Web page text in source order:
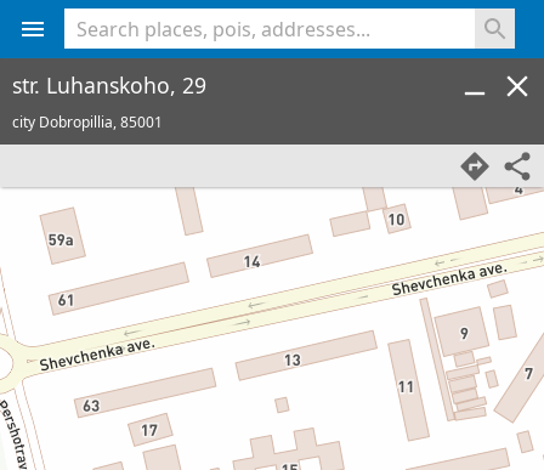
str. Luhanskoho, 29
city Dobropillia,85001
<% console.log(hcard) %>